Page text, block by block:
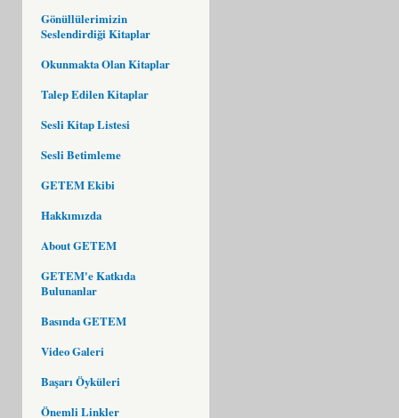
Gönüllülerimizin
Seslendirdiği Kitaplar
Okunmakta Olan Kitaplar
Talep Edilen Kitaplar
Sesli Kitap Listesi
Sesli Betimleme
GETEM Ekibi
Hakkımızda
About GETEM
GETEM'e Katkıda
Bulunanlar
Basında GETEM
Video Galeri
Başarı Öyküleri
Önemli Linkler